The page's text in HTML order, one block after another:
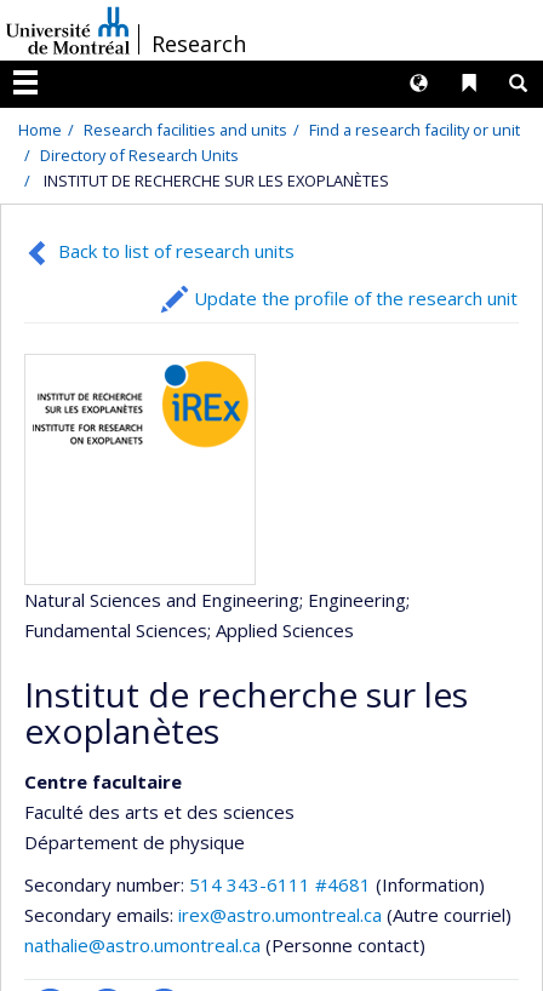
au
contenu
/Research
Menu
Liens
Langues
Home Research facilities and units
Find a research facility or unit
Directory of Research Units
INSTITUT DE RECHERCHE SUR LES EXOPLANÈTES
Back to list of research units
Update the profile of the research unit
Natural Sciences and Engineering; Engineering;
Fundamental Sciences; Applied Sciences
Institut de recherche sur les
exoplanètes
Centre facultaire
Faculté des arts et des sciences
Département de physique
Secondary number: 514 343-6111 #4681 (Information)
Secondary emails: irex@astro.umontreal.ca (Autre courriel)
nathalie@astro.umontreal.ca (Personne contact)